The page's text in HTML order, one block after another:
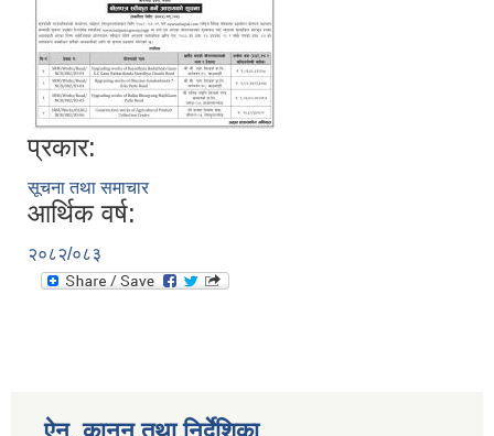
प्रकार:
सूचना तथा समाचार
आर्थिक वर्ष:
२०८२/०८३